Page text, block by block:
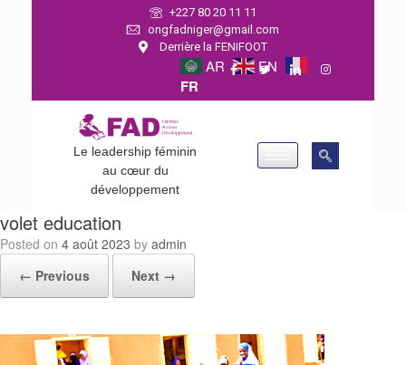
+227 80 20 11 11
ongfadniger@gmail.com
Derrière la FENIFOOT
AR EN
FR
Le leadership féminin
au cœur du
développement
volet education
Posted on 4 août 2023 by admin
← Previous
Next →